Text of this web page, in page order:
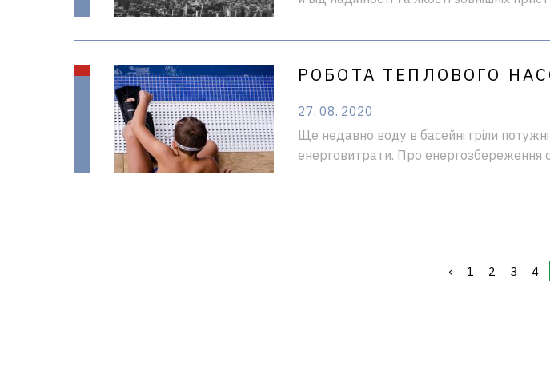
РОБОТА ТЕПЛОВОГО
27. 08. 2020
Ще недавно воду в басейні гріли
енерговитрати. Про енергозбереження
‹ 1 2 3 4